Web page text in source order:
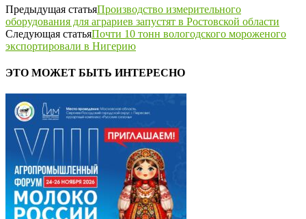
Предыдущая статьяПроизводство измерительного
оборудования для аграриев запустят в Ростовской области
Следующая статьяПочти 10 тонн вологодского мороженого
экспортировали в Нигерию
ЭТО МОЖЕТ БЫТЬ ИНТЕРЕСНО